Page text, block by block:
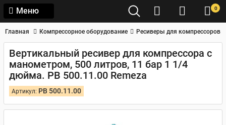
Меню 0
Главная Компрессорное оборудование Ресиверы для компрессоров
Вертикальный ресивер для компрессора с
манометром, 500 литров, 11 бар 1 1/4
дюйма. РВ 500.11.00 Remeza
Артикул: РВ 500.11.00